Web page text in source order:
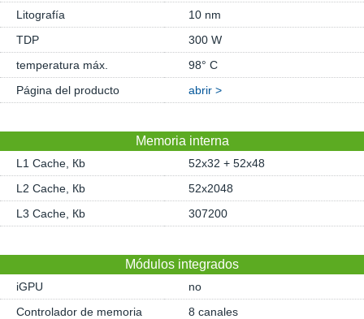
Litografía
10 nm
TDP
300 W
temperatura máx.
98° C
Página del producto
abrir >
Memoria interna
L1 Cache, Кb
52x32 + 52x48
L2 Cache, Кb
52x2048
L3 Cache, Кb
307200
Módulos integrados
iGPU
no
Controlador de memoria
8 canales